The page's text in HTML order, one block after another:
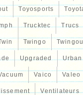
Toyosports
Trucktec Trucs
Twingo
Upgraded Urban
Vaico Valeo
Ventilateurs